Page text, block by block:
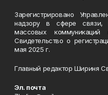
Зарегистрировано
надзору в сфере связи,
массовых коммуникаций
Свидетельство о
мая 2025 г.
Главный редактор Шириня
Эл. почта